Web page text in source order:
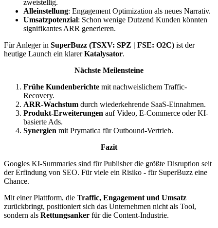
zweistellig.
Alleinstellung: Engagement Optimization als neues Narrativ.
Umsatzpotenzial: Schon wenige Dutzend Kunden könnten
signifikantes ARR generieren.
Für Anleger in SuperBuzz (TSXV: SPZ | FSE: O2C) ist der
heutige Launch ein klarerKatalysator.
Nächste Meilensteine
Frühe Kundenberichte mit nachweislichem Traffic-
Recovery.
ARR-Wachstum durch wiederkehrende SaaS-Einnahmen.
Produkt-Erweiterungen auf Video, E-Commerce oder KI-
basierte Ads.
Synergien mit Prymatica für Outbound-Vertrieb.
Fazit
Googles KI-Summaries sind für Publisher die größte Disruption seit
der Erfindung von SEO. Für viele ein Risiko - für SuperBuzz eine
Chance.
Mit einer Plattform, die Traffic, Engagement und Umsatz
zurückbringt, positioniert sich das Unternehmen nicht als Tool,
sondern als Rettungsanker für die Content-Industrie.